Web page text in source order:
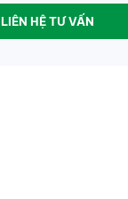
LIÊN HỆ TƯ VẤN